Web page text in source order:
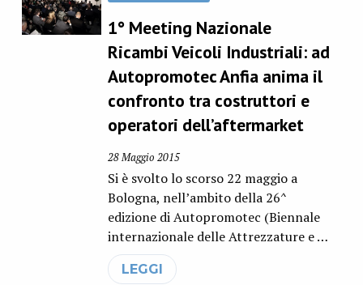
1° Meeting Nazionale
Ricambi Veicoli Industriali: ad
Autopromotec Anfia anima il
confronto tra costruttori e
operatori dell’aftermarket
28 Maggio 2015
Si è svolto lo scorso 22 maggio a
Bologna, nell’ambito della 26^
edizione di Autopromotec (Biennale
internazionale delle Attrezzature e …
LEGGI